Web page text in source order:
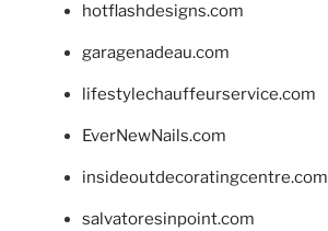
hotflashdesigns.com
garagenadeau.com
lifestylechauffeurservice.com
EverNewNails.com
insideoutdecoratingcentre.com
salvatoresinpoint.com